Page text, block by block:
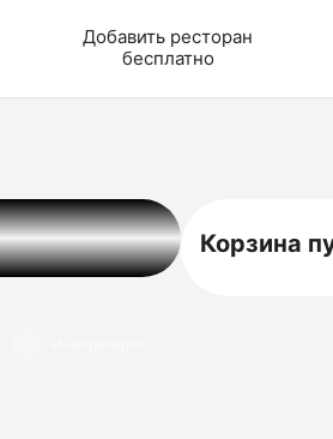
Добавить ресторан
бесплатно
Корзина